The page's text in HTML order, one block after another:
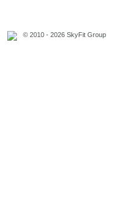
© 2010 - 2026 SkyFit Group